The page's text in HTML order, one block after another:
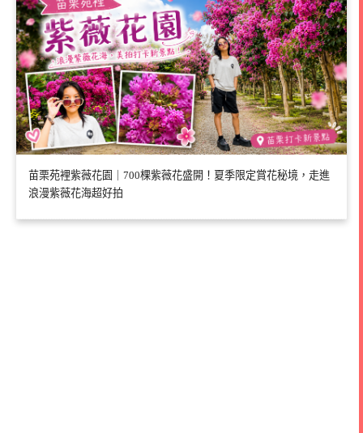
苗栗苑裡紫薇花園｜700棵紫薇花盛開！夏季限定賞花秘境，走進
浪漫紫薇花海超好拍